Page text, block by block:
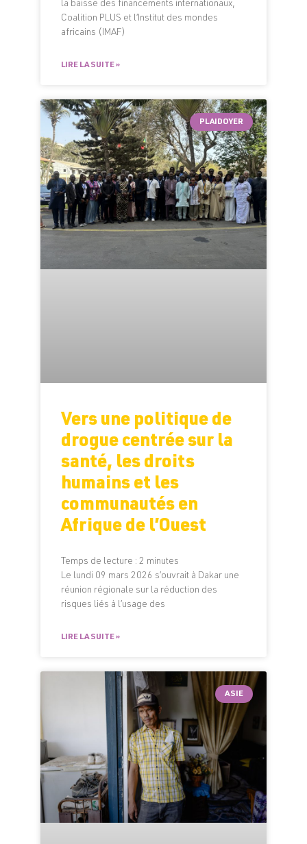
la baisse des financements internationaux,
Coalition PLUS et l’Institut des mondes
africains (IMAF)
LIRE LA SUITE »
PLAIDOYER
Vers une politique de
drogue centrée sur la
santé, les droits
humains et les
communautés en
Afrique de l’Ouest
Temps de lecture : 2 minutes
Le lundi 09 mars 2026 s’ouvrait à Dakar une
réunion régionale sur la réduction des
risques liés à l’usage des
LIRE LA SUITE »
ASIE